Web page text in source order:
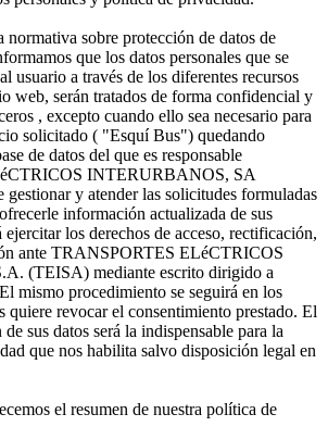
sobre protección de datos de
que los datos personales que se
usuario a través de los diferentes recursos
web, serán tratados de forma confidencial y
, excepto cuando ello sea necesario para
solicitado ( "Esquí Bus") quedando
de datos del que es responsable
INTERURBANOS, SA
y atender las solicitudes formuladas
información actualizada de sus
los derechos de acceso, rectificación,
ante TRANSPORTES ELéCTRICOS
(TEISA) mediante escrito dirigido a
mismo procedimiento se seguirá en los
quiere revocar el consentimiento prestado. El
sus datos será la indispensable para la
que nos habilita salvo disposición legal en
el resumen de nuestra política de